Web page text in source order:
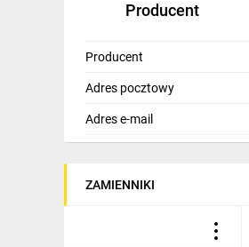
Producent
Producent
Adres pocztowy
Adres e-mail
ZAMIENNIKI